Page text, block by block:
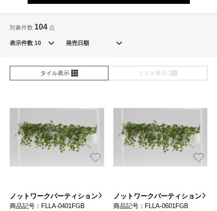
対象件数 104 点
表示件数
タイル表示 リスト表示
ノットワークパーティション
商品記号：FLLA-0401FGB
ノットワークパーティション
商品記号：FLLA-0601FGB